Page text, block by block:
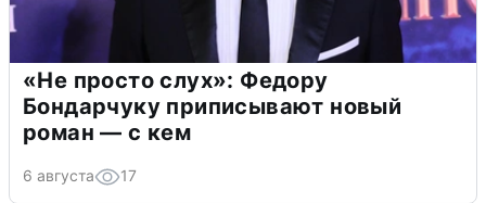
«Не просто слух»: Федору
Бондарчуку приписывают новый
роман — с кем
6 августа 17